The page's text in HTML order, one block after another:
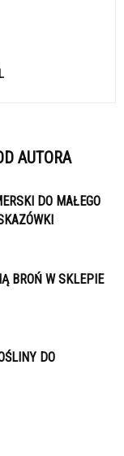
AUTORA
DO MAŁEGO
BROŃ W SKLEPIE
DO